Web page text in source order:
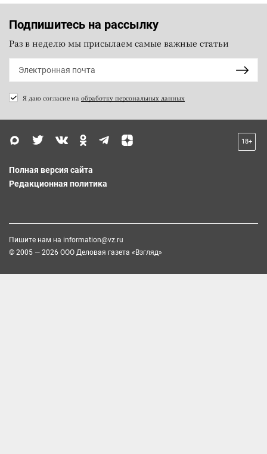
Подпишитесь на рассылку
Раз в неделю мы присылаем самые важные статьи
Я даю согласие на обработку персональных данных
18+
Полная версия сайта
Редакционная политика
Пишите нам на information@vz.ru
© 2005 — 2026 ООО Деловая газета «Взгляд»